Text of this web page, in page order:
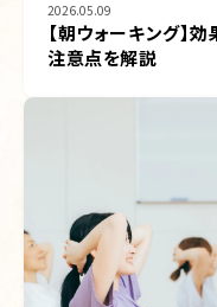
2026.05.09
【朝ウォーキング】
注意点を解説